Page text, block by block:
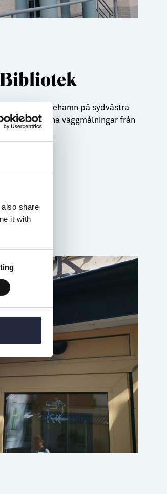
share
it with
i Klintehamn på sydvästra
med sina väggmålningar från